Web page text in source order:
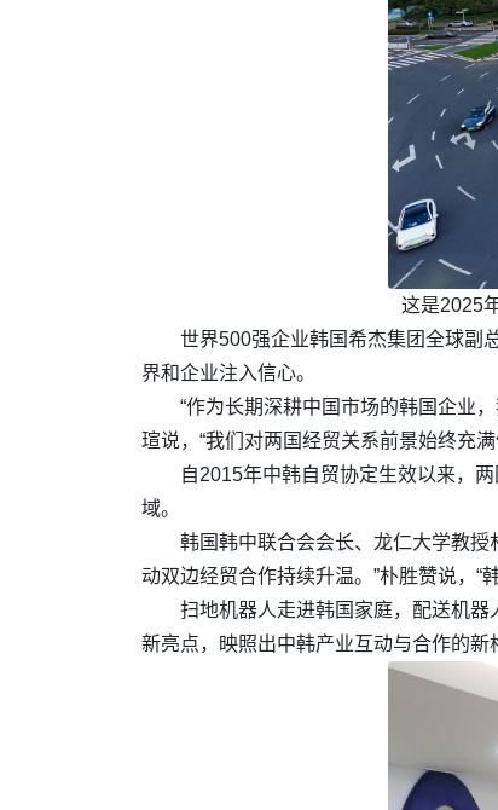
这是2025
世界500强企业韩国希杰集团全球副
界和企业注入信心。
“作为长期深耕中国市场的韩国企业
瑄说，“我们对两国经贸关系前景始终充满
自2015年中韩自贸协定生效以来，
域。
韩国韩中联合会会长、龙仁大学教
动双边经贸合作持续升温。”朴胜赞说，
扫地机器人走进韩国家庭，配送机
新亮点，映照出中韩产业互动与合作的新